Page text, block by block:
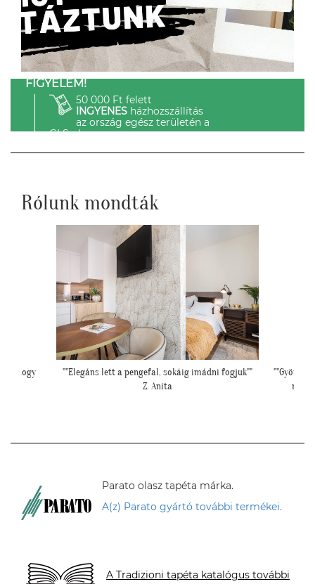
FIGYELEM!
50 000 Ft felett
INGYENESházhozszállítás
az ország egész területén a
GLS-el.
Rólunk mondták
fogjuk""
""Gyönyörűek a tapéták. A szakember is boldog volt,
mivel tényleg könnyű volt feltenni, magas
Parato olasz tapéta márka.
A(z) Parato gyártó további termékei.
A Tradizioni tapéta katalógus további